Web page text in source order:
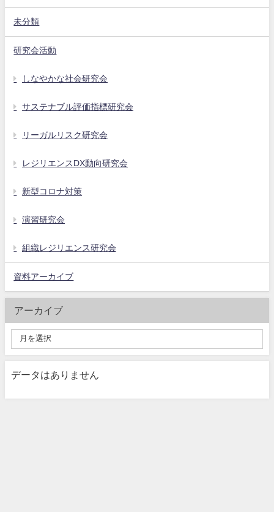
未分類
研究会活動
しなやかな社会研究会
サステナブル評価指標研究会
リーガルリスク研究会
レジリエンスDX動向研究会
新型コロナ対策
演習研究会
組織レジリエンス研究会
資料アーカイブ
アーカイブ
データはありません